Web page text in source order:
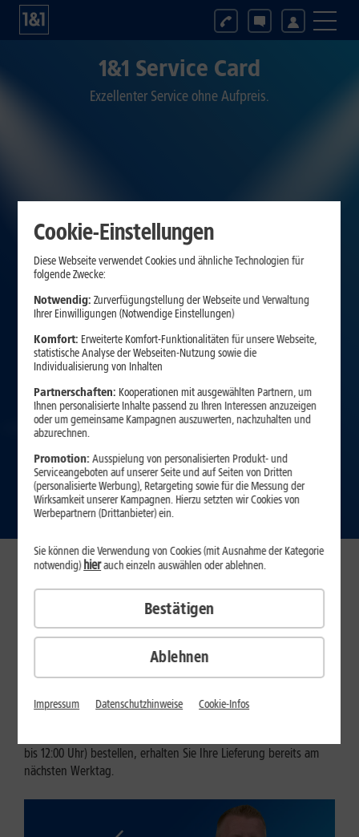
1&1 Service Card
Exzellenter Service ohne Aufpreis.
Zu den Services
Neben den aktuellsten Geräten, Top-Qualität und günstigen
Preisen bietet Ihnen 1&1 zusätzlich exzellente Service-Leistungen,
die es so nur bei uns gibt – mit der 1&1 Service Card Mobilfunk.
Overnight-Lieferung
bis 12:00 Uhr) bestellen, erhalten Sie Ihre Lieferung bereits am
nächsten Werktag.
Cookie-Einstellungen
Diese Webseite verwendet Cookies und ähnliche Technologien für
folgende Zwecke:
Notwendig: Zurverfügungstellung der Webseite und Verwaltung
Ihrer Einwilligungen (Notwendige Einstellungen)
Komfort: Erweiterte Komfort-Funktionalitäten für unsere Webseite,
statistische Analyse der Webseiten-Nutzung sowie die
Individualisierung von Inhalten
Partnerschaften: Kooperationen mit ausgewählten Partnern, um
Ihnen personalisierte Inhalte passend zu Ihren Interessen anzuzeigen
oder um gemeinsame Kampagnen auszuwerten, nachzuhalten und
abzurechnen.
Promotion:Ausspielung von personalisierten Produkt- und
Serviceangeboten auf unserer Seite und auf Seiten von Dritten
(personalisierte Werbung), Retargeting sowie für die Messung der
Wirksamkeit unserer Kampagnen. Hierzu setzten wir Cookies von
Werbepartnern (Drittanbieter) ein.
Ablehnen
Sie können die Verwendung von Cookies (mit Ausnahme der Kategorie
notwendig) hierauch einzeln auswählen oder ablehnen.
Bestätigen
Impressum Datenschutzhinweise Cookie-Infos